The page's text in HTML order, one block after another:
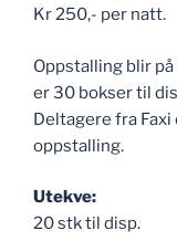
Kr 250,- per natt.
Oppstalling blir
er 30 bokser til
Deltagere fra
oppstalling.
Utekve:
20 stk til disp.